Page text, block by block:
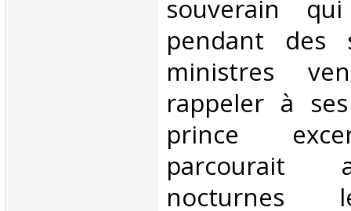
souverain
pendant des
ministres
rappeler à
prince
parcourait
nocturnes